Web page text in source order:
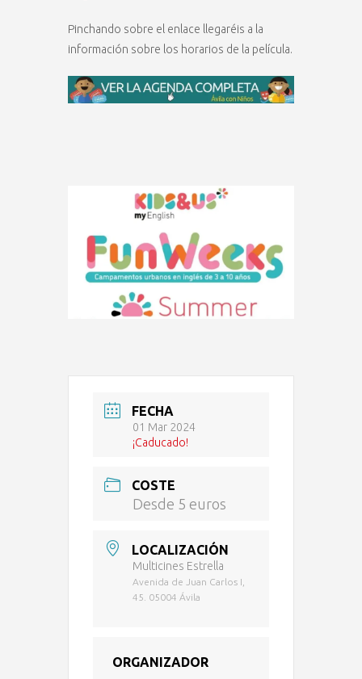
Pinchando sobre el enlace llegaréis a la
información sobre los horarios de la película.
FECHA
01 Mar 2024
¡Caducado!
COSTE
Desde 5 euros
LOCALIZACIÓN
Multicines Estrella
Avenida de Juan Carlos I,
45. 05004 Ávila
ORGANIZADOR